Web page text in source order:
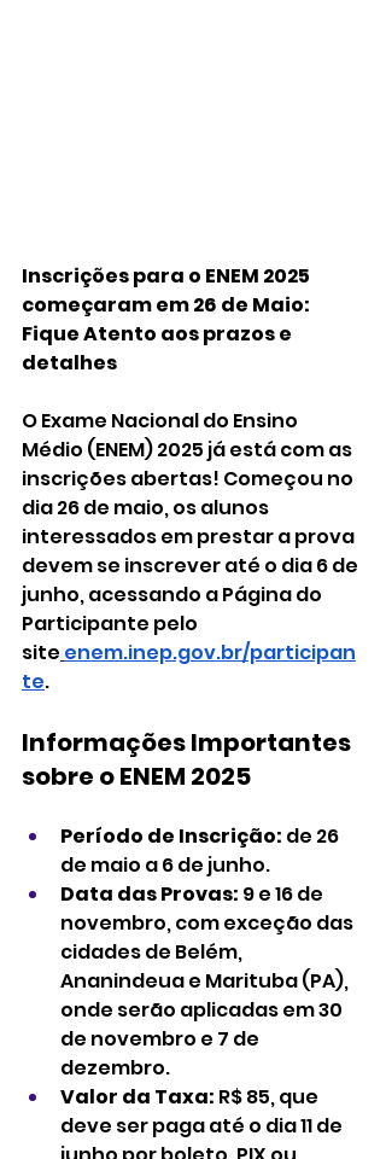
Inscrições para o ENEM 2025
começaram em 26 de Maio:
Fique Atento aos prazos e
detalhes
O Exame Nacional do Ensino
Médio (ENEM) 2025 já está com as
inscrições abertas! Começou no
dia 26 de maio, os alunos
interessados em prestar a prova
devem se inscrever até o dia 6 de
junho, acessando a Página do
Participante pelo
site enem.inep.gov.br/participan
te.
Informações Importantes
sobre o ENEM 2025
Período de Inscrição: de 26
de maio a 6 de junho.
Data das Provas: 9 e 16 de
novembro, com exceção das
cidades de Belém,
Ananindeua e Marituba (PA),
onde serão aplicadas em 30
de novembro e 7 de
dezembro.
Valor da Taxa: R$ 85, que
deve ser paga até o dia 11 de